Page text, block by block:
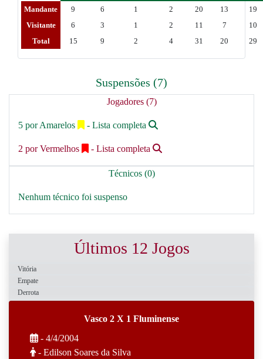
Mandante 9 6 1 2 20 13
19
Visitante
6 3 1 2 11 7
10
Total
15 9 2 4 31 20 29
Suspensões (7)
Jogadores (7)
5 por Amarelos - Lista completa
2 por Vermelhos - Lista completa
Técnicos (0)
Nenhum técnico foi suspenso
Últimos 12 Jogos
Vitória
Empate
Derrota
Vasco 2 X 1 Fluminense
- 4/4/2004
- Edilson Soares da Silva